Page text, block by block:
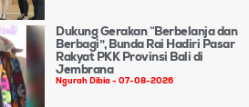
Dukung Gerakan “Berbelanja dan
Berbagi”, Bunda Rai Hadiri Pasar
Rakyat PKK Provinsi Bali di
Jembrana
Ngurah Dibia 07-08-2026